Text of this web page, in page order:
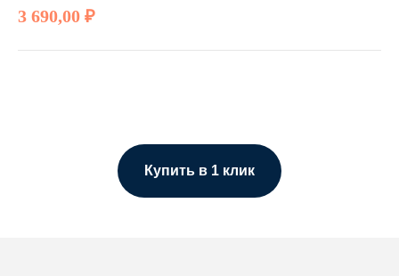
3 690,00 ₽
Купить в 1 клик